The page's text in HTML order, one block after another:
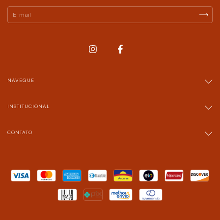
NAVEGUE
INSTITUCIONAL
CONTATO